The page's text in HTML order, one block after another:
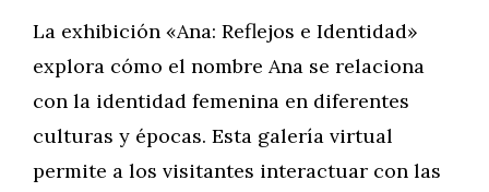
La exhibición «Ana: Reflejos e Identidad»
explora cómo el nombre Ana se relaciona
con la identidad femenina en diferentes
culturas y épocas. Esta galería virtual
permite a los visitantes interactuar con las